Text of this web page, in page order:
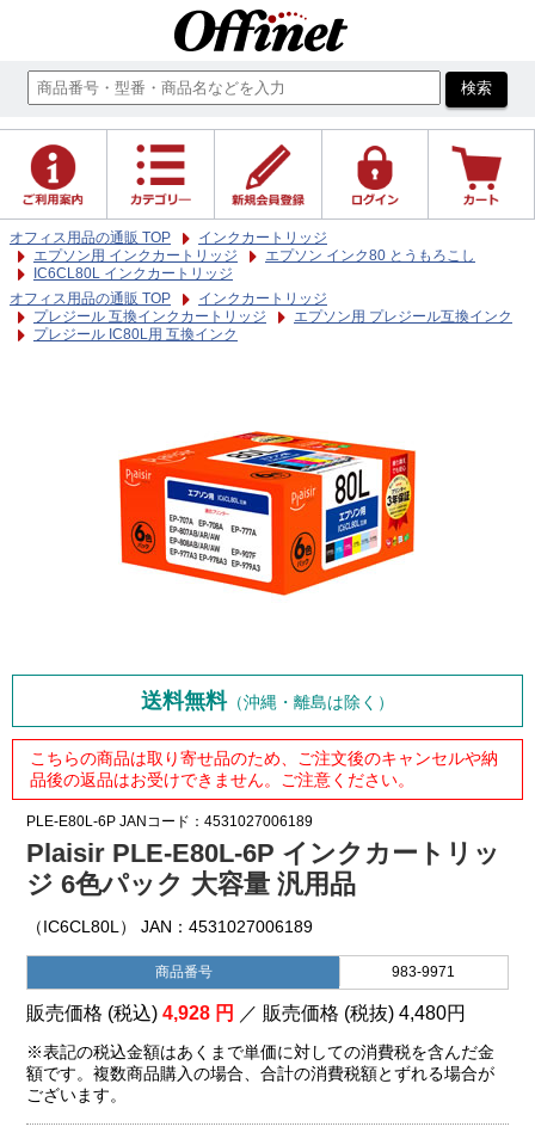
オフィス用品の通販 TOP
インクカートリッジ
エプソン用 インクカートリッジ
エプソン インク80 とうもろこし
IC6CL80L インクカートリッジ
オフィス用品の通販 TOP
インクカートリッジ
プレジール 互換インクカートリッジ
エプソン用 プレジール互換インク
プレジール IC80L用 互換インク
送料無料（沖縄・離島は除く）
こちらの商品は取り寄せ品のため、ご注文後のキャンセルや納
品後の返品はお受けできません。ご注意ください。
PLE-E80L-6P JANコード：4531027006189
Plaisir PLE-E80L-6P インクカートリッ
ジ 6色パック 大容量 汎用品
（IC6CL80L） JAN：4531027006189
商品番号 983-9971
販売価格 (税込)4,928 円 ／ 販売価格 (税抜)4,480円
※表記の税込金額はあくまで単価に対しての消費税を含んだ金
額です。複数商品購入の場合、合計の消費税額とずれる場合が
ございます。